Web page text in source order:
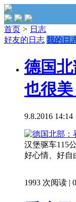
首页 > 日志
好友的日志 我的日
德国
也很美
9.8.2016 14:14
汉堡驱车115
好心情、好自
1993 次阅读 |